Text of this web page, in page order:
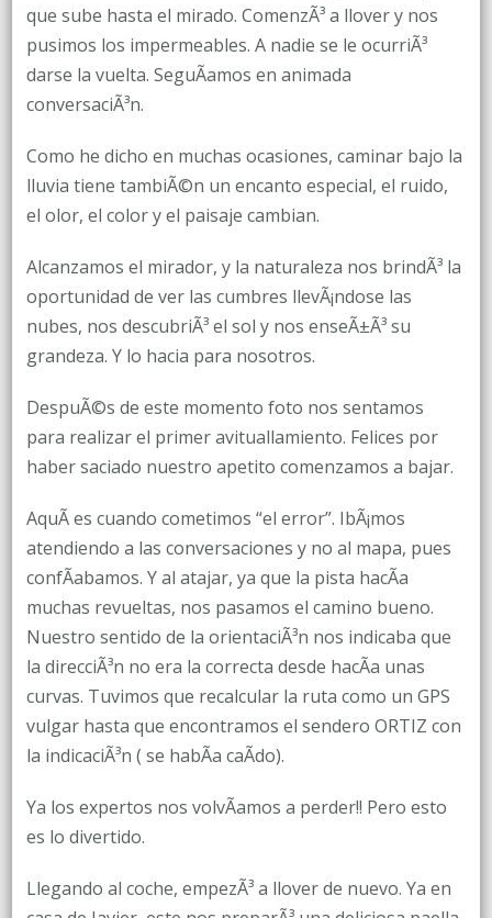
que sube hasta el mirado. ComenzÃ³ a llover y nos
pusimos los impermeables. A nadie se le ocurriÃ³
darse la vuelta. SeguÃ­amos en animada
conversaciÃ³n.
Como he dicho en muchas ocasiones, caminar bajo la
lluvia tiene tambiÃ©n un encanto especial, el ruido,
el olor, el color y el paisaje cambian.
Alcanzamos el mirador, y la naturaleza nos brindÃ³ la
oportunidad de ver las cumbres llevÃ¡ndose las
nubes, nos descubriÃ³ el sol y nos enseÃ±Ã³ su
grandeza. Y lo hacia para nosotros.
DespuÃ©s de este momento foto nos sentamos
para realizar el primer avituallamiento. Felices por
haber saciado nuestro apetito comenzamos a bajar.
AquÃ­ es cuando cometimos “el error”. IbÃ¡mos
atendiendo a las conversaciones y no al mapa, pues
confÃ­abamos. Y al atajar, ya que la pista hacÃ­a
muchas revueltas, nos pasamos el camino bueno.
Nuestro sentido de la orientaciÃ³n nos indicaba que
la direcciÃ³n no era la correcta desde hacÃ­a unas
curvas. Tuvimos que recalcular la ruta como un GPS
vulgar hasta que encontramos el sendero ORTIZ con
la indicaciÃ³n ( se habÃ­a caÃ­do).
Ya los expertos nos volvÃ­amos a perder!! Pero esto
es lo divertido.
Llegando al coche, empezÃ³ a llover de nuevo. Ya en